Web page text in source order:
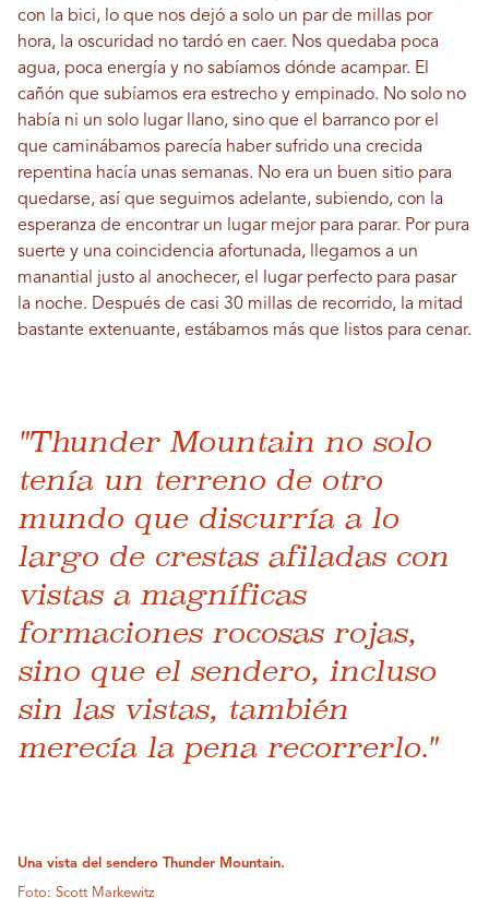
con la bici, lo que nos dejó a solo un par de millas por
hora, la oscuridad no tardó en caer. Nos quedaba poca
agua, poca energía y no sabíamos dónde acampar. El
cañón que subíamos era estrecho y empinado. No solo no
había ni un solo lugar llano, sino que el barranco por el
que caminábamos parecía haber sufrido una crecida
repentina hacía unas semanas. No era un buen sitio para
quedarse, así que seguimos adelante, subiendo, con la
esperanza de encontrar un lugar mejor para parar. Por pura
suerte y una coincidencia afortunada, llegamos a un
manantial justo al anochecer, el lugar perfecto para pasar
la noche. Después de casi 30 millas de recorrido, la mitad
bastante extenuante, estábamos más que listos para cenar.
"Thunder Mountain no solo
tenía un terreno de otro
mundo que discurría a lo
largo de crestas afiladas con
vistas a magníficas
formaciones rocosas rojas,
sino que el sendero, incluso
sin las vistas, también
merecía la pena recorrerlo."
Una vista del sendero Thunder Mountain.
Foto: Scott Markewitz